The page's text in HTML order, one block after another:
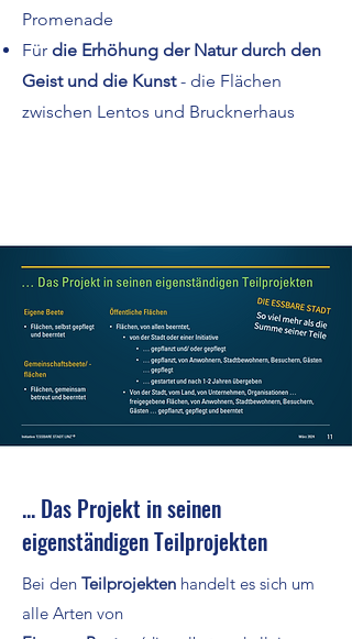
Promenade
Für die Erhöhung der Natur durch den
Geist und die Kunst- die Flächen
zwischen Lentos und Brucknerhaus
... Das Projekt in seinen
eigenständigen Teilprojekten
Bei den Teilprojekten handelt es sich um
alle Arten von